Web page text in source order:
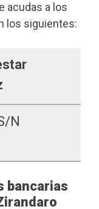
acudas a los
los siguientes:
n
bancarias